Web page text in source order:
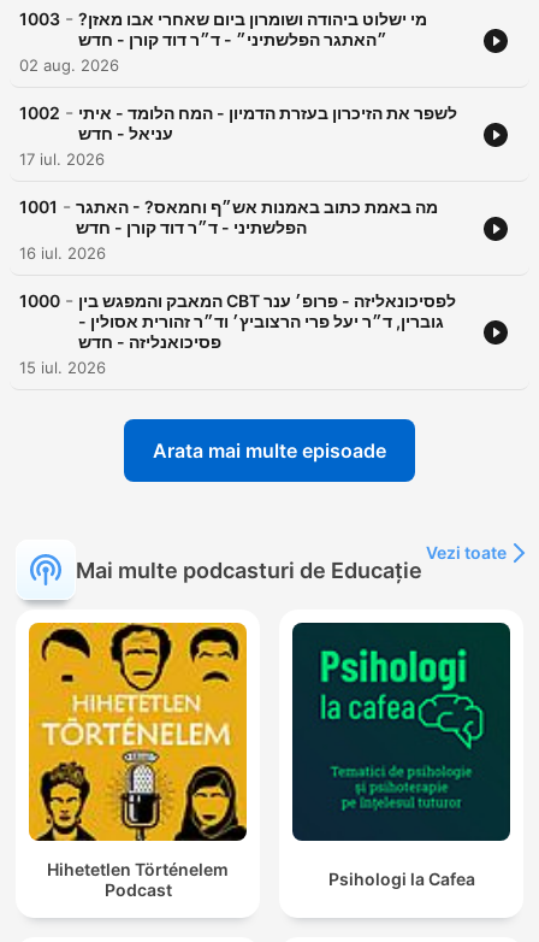
1003 - מי ישלוט ביהודה ושומרון ביום שאחרי אבו מאזן?
״האתגר הפלשתיני״ - ד״ר דוד קורן - חדש
02 aug. 2026
1002 - לשפר את הזיכרון בעזרת הדמיון - המח הלומד - איתי
עניאל - חדש
17 iul. 2026
1001 - מה באמת כתוב באמנות אש״ף וחמאס? - האתגר
הפלשתיני - ד״ר דוד קורן - חדש
16 iul. 2026
1000 - המאבק והמפגש בין CBT לפסיכונאליזה - פרופ׳ ענר
גוברין, ד״ר יעל פרי הרצוביץ׳ וד״ר זהורית אסולין -
פסיכואנליזה - חדש
15 iul. 2026
Arata mai multe episoade
Mai multe podcasturi de Educație
Vezi toate
Hihetetlen Történelem
Podcast
Psihologi la Cafea